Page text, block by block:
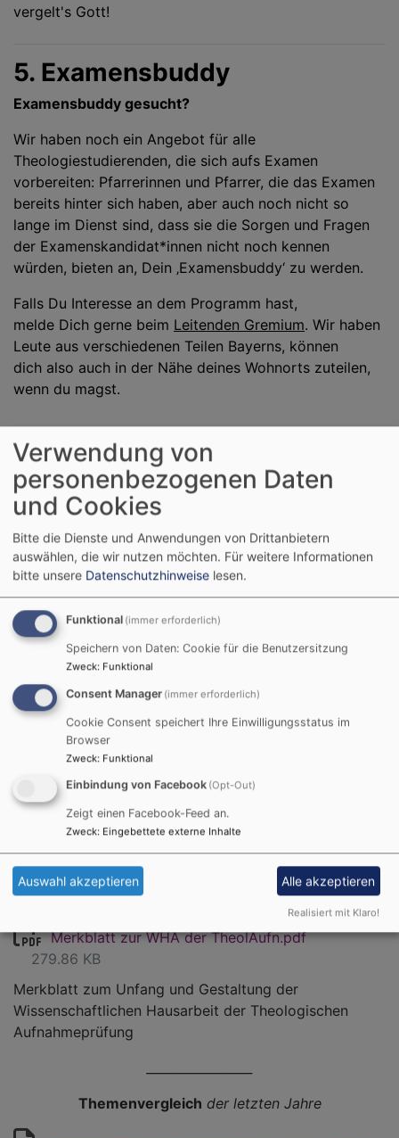
vergelt's Gott!
5. Examensbuddy
Examensbuddy gesucht?
Wir haben noch ein Angebot für alle
Theologiestudierenden, die sich aufs Examen
vorbereiten: Pfarrerinnen und Pfarrer, die das Examen
bereits hinter sich haben, aber auch noch nicht so
lange im Dienst sind, dass sie die Sorgen und Fragen
der Examenskandidat*innen nicht noch kennen
würden, bieten an, Dein ‚Examensbuddy‘ zu werden.
Falls Du Interesse an dem Programm hast,
melde Dich gerne beim Leitenden Gremium. Wir haben
Leute aus verschiedenen Teilen Bayerns, können
dich also auch in der Nähe deines Wohnorts zuteilen,
wenn du magst.
Wichtige Information!
Auch bei uns hat Corona einiges durcheinander
gebracht. Wir versuchen gerade unsere Listen zu
aktualisieren.
Es kann also ein bisschen dauern, bis wir einen
passenden Buddy für euch gefunden habe.
6. Examen
Theologische Aufnahmeprüfung
1. Examen
TAF Terminübersicht 2023-27.pdf
Termine der Theologischen Aufnahmeprüfung bis 2027
(Stand:Juni 2024)
Merkblatt zur WHA der TheolAufn.pdf
279.86 KB
Merkblatt zum Unfang und Gestaltung der
Wissenschaftlichen Hausarbeit der Theologischen
Aufnahmeprüfung
Themenvergleich der letzten Jahre
Verwendung von
personenbezogenen Daten
und Cookies
Bitte die Dienste und Anwendungen von Drittanbietern
auswählen, die wir nutzen möchten. Für weitere Informationen
bitte unsere Datenschutzhinweise lesen.
Funktional (immer erforderlich)
Speichern von Daten: Cookie für die Benutzersitzung
Zweck: Funktional
Consent Manager (immer erforderlich)
Cookie Consent speichert Ihre Einwilligungsstatus im
Browser
Zweck: Funktional
Einbindung von Facebook (Opt-Out)
Zeigt einen Facebook-Feed an.
Zweck: Eingebettete externe Inhalte
Auswahl akzeptieren Alle akzeptieren
Realisiert mit Klaro!